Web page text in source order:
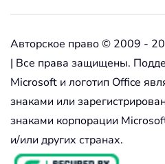
Авторское право © 2009 -
| Все права защищены.
Microsoft и логотип Office
знаками или
знаками корпорации
и/или других странах.